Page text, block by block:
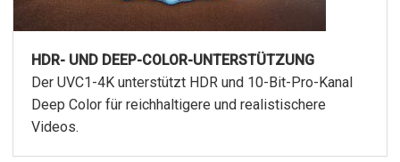
HDR- UND DEEP-COLOR-UNTERSTÜTZUNG
Der UVC1-4K unterstützt HDR und 10-Bit-Pro-Kanal
Deep Color für reichhaltigere und realistischere
Videos.